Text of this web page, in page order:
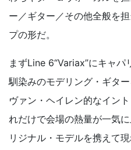
ー／ギター／その他全般を
プの形だ。
まずLine 6“Variax”にキャ
馴染みのモデリング・ギタ
ヴァン・ヘイレン的なイン
れだけで会場の熱量が一気
リジナル・モデルを携えて